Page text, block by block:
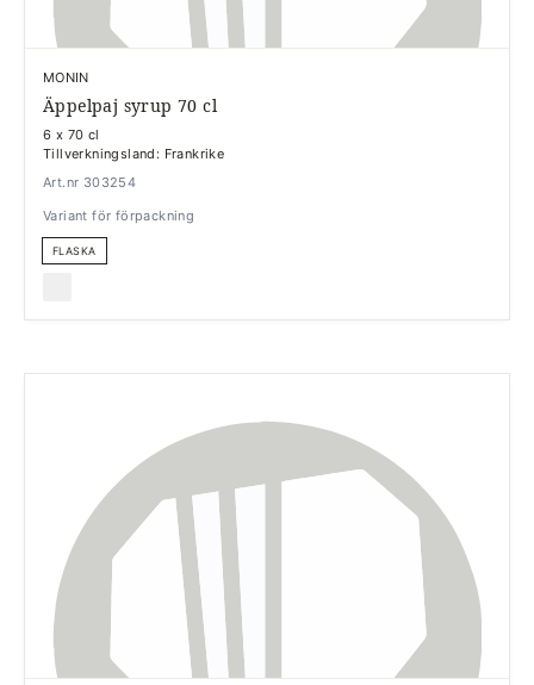
MONIN
Äppelpaj syrup 70 cl
6 x 70 cl
Tillverkningsland: Frankrike
Art.nr 303254
Variant för förpackning
FLASKA